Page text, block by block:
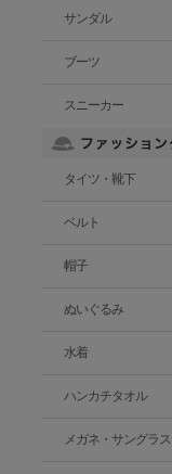
サンダル
ブーツ
スニーカー
タイツ・靴下
ベルト
帽子
ぬいぐるみ
水着
ハンカチタオル
メガネ・サングラス